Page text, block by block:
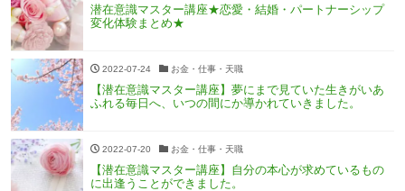
潜在意識マスター講座★恋愛・結婚・パートナーシップ
変化体験まとめ★
2022-07-24 お金・仕事・天職
【潜在意識マスター講座】夢にまで見ていた生きがいあ
ふれる毎日へ、いつの間にか導かれていきました。
2022-07-20 お金・仕事・天職
【潜在意識マスター講座】自分の本心が求めているもの
に出逢うことができました。